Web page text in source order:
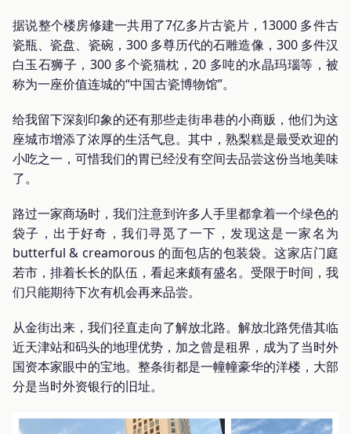
据说整个楼房修建一共用了7亿多片古瓷片，13000 多件古
瓷瓶、瓷盘、瓷碗，300 多尊历代的石雕造像，300 多件汉
白玉石狮子，300 多个瓷猫枕，20 多吨的水晶玛瑙等，被
称为一座价值连城的“中国古瓷博物馆”。
给我留下深刻印象的还有那些走街串巷的小商贩，他们为这
座城市增添了浓厚的生活气息。其中，熟梨糕是最受欢迎的
小吃之一，可惜我们的胃已经没有空间去品尝这份当地美味
了。
路过一家商场时，我们注意到许多人手里都拿着一个绿色的
袋子，出于好奇，我们寻觅了一下，发现这是一家名为
butterful & creamorous 的面包店的包装袋。这家店门庭
若市，排着长长的队伍，看起来颇有盛名。受限于时间，我
们只能期待下次有机会再来品尝。
从金街出来，我们径直走向了解放北路。解放北路凭借其临
近天津站和码头的地理优势，加之曾是租界，成为了当时外
国资本家眼中的宝地。整条街都是一幢幢豪华的洋楼，大部
分是当时外资银行的旧址。